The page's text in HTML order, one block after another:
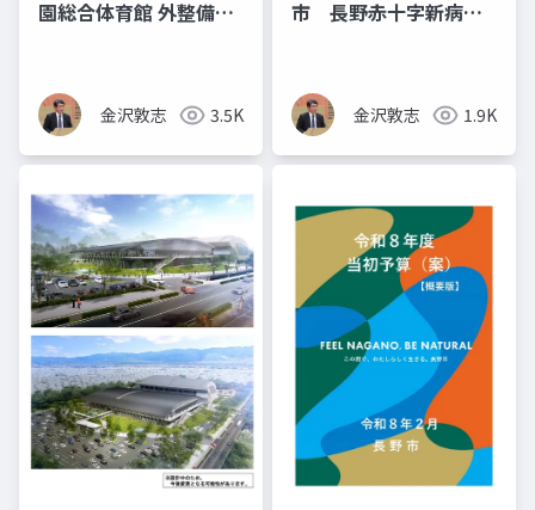
園総合体育館 外整備事
金沢敦志 3.5K
市 長野赤十字新病院
金沢敦志 1.9K